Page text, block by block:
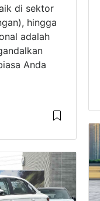
di sektor
hingga
adalah
Anda